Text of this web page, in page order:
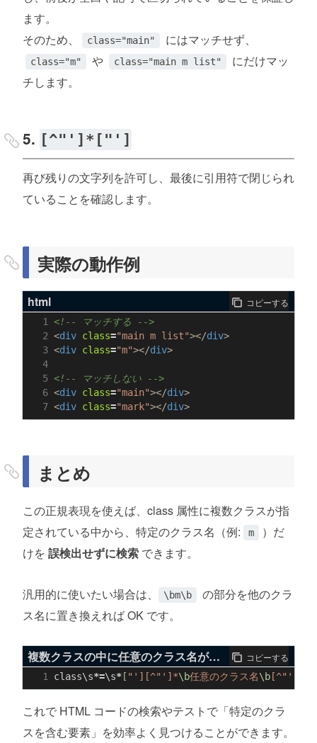
ます。
そのため、
class="main" にはマッチせず、
class="m" や class="main m list"
にだけマッ
チします。
5. [^"']*["']
再び残りの文字列を許可し、最後に引用符で閉じられ
ていることを確認します。
実際の動作例
html コピーする
<!-- マッチする -->
<div class="main m list"></div>
<div class="m"></div>
<!-- マッチしない -->
<div class="main"></div>
<div class="mark"></div>
まとめ
この正規表現を使えば、class 属性に複数クラスが指
定されている中から、特定のクラス名（例:
m
）だ
けを 誤検出せずに検索 できます。
汎用的に使いたい場合は、 \bm\b
の部分を他のクラ
ス名に置き換えれば OK です。
複数クラスの中に任意のクラス名が含まれるか検索 コピーする
class\s*=\s* [ "'][^" ']*\b任意のクラス名\b [^"'
これで HTML コードの検索やテストで「特定のクラ
スを含む要素」を効率よく見つけることができます。